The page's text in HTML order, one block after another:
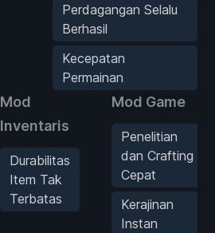
Perdagangan Selalu
Berhasil
Kecepatan
Permainan
Mod
Inventaris
Durabilitas
Item Tak
Terbatas
Mod Game
Penelitian
dan Crafting
Cepat
Kerajinan
Instan